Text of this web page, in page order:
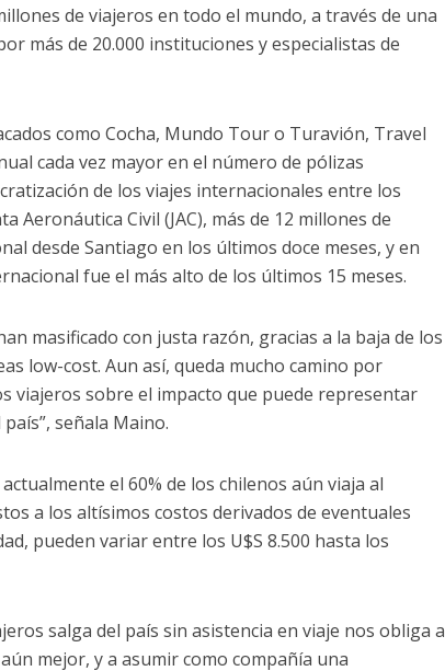
de viajeros en todo el mundo, a través de una
más de 20.000 instituciones y especialistas de
como Cocha, Mundo Tour o Turavión, Travel
cada vez mayor en el número de pólizas
de los viajes internacionales entre los
Aeronáutica Civil (JAC), más de 12 millones de
desde Santiago en los últimos doce meses, y en
fue el más alto de los últimos 15 meses.
masificado con justa razón, gracias a la baja de los
low-cost. Aun así, queda mucho camino por
viajeros sobre el impacto que puede representar
señala Maino.
el 60% de los chilenos aún viaja al
a los altísimos costos derivados de eventuales
pueden variar entre los U$S 8.500 hasta los
salga del país sin asistencia en viaje nos obliga a
mejor, y a asumir como compañía una